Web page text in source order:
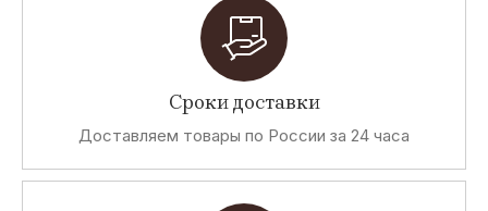
Сроки доставки
Доставляем товары по России за 24 часа